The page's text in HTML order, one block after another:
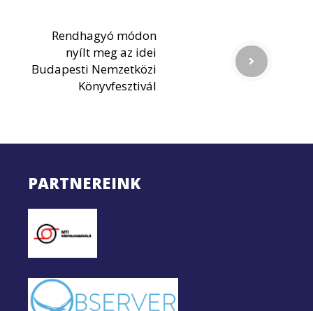
Rendhagyó módon
nyílt meg az idei
Budapesti Nemzetközi
Könyvfesztivál
PARTNEREINK